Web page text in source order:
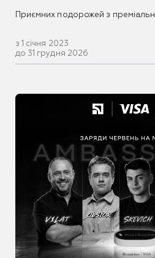
Приємних подорожей з
з 1 січня 2023
до 31 грудня 2026